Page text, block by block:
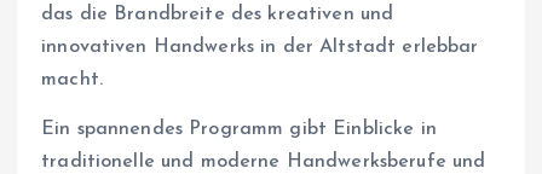
das die Brandbreite des kreativen und
innovativen Handwerks in der Altstadt erlebbar
macht.
Ein spannendes Programm gibt Einblicke in
traditionelle und moderne Handwerksberufe und